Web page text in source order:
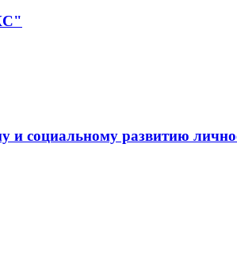
и социальному развитию